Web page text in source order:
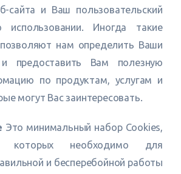
сайта и Ваш пользовательский
Иногда такие
нам определить Ваши
и предоставить Вам полезную
по продуктам, услугам и
могут Вас заинтересовать.
Это минимальный набор Cookies,
которых необходимо для
и бесперебойной работы